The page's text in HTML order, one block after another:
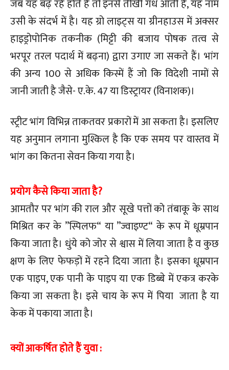
जब यह बढ़ रहे होते हैं तो इनसे तीखी गंध आती है, यह नाम
उसी के संदर्भ में है। यह ग्रो लाइट्स या ग्रीनहाउस में अक्सर
हाइड्रोपोनिक तकनीक (मिट्टी की बजाय पोषक तत्व से
भरपूर तरल पदार्थ में बढ़ना) द्वारा उगाए जा सकते हैं। भांग
की अन्य 100 से अधिक किस्में हैं जो कि विदेशी नामों से
जानी जाती है जैसे- ए.के. 47 या डिस्ट्रायर (विनाशक)।
स्ट्रीट भांग विभिन्न ताकतवर प्रकारों में आ सकता है। इसलिए
यह अनुमान लगाना मुश्किल है कि एक समय पर वास्तव में
भांग का कितना सेवन किया गया है।
प्रयोग कैसे किया जाता है?
आमतौर पर भांग की राल और सूखे पत्तों को तंबाकू के साथ
मिश्रित कर के ”स्पिलफ“ या ”ज्वाइण्ट“ के रूप में धूम्रपान
किया जाता है। धुंये को जोर से श्वास में लिया जाता है व कुछ
क्षण के लिए फेफड़ों में रहने दिया जाता है। इसका धूम्रपान
एक पाइप, एक पानी के पाइप या एक डिब्बे में एकत्र करके
किया जा सकता है। इसे चाय के रूप में पिया जाता है या
केक में पकाया जाता है।
क्यों आकर्षित होते हैं युवा :